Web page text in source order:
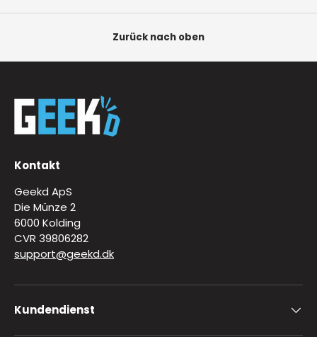
Zurück nach oben
Kontakt
Geekd ApS
Die Münze 2
6000 Kolding
CVR 39806282
support@geekd.dk
Kundendienst